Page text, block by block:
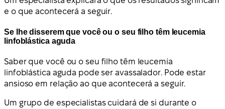
e o que acontecerá a seguir.
Se lhe disserem que você ou o seu filho têm leucemia
linfoblástica aguda
Saber que você ou o seu filho têm leucemia
linfoblástica aguda pode ser avassalador. Pode estar
ansioso em relação ao que acontecerá a seguir.
Um grupo de especialistas cuidará de si durante o